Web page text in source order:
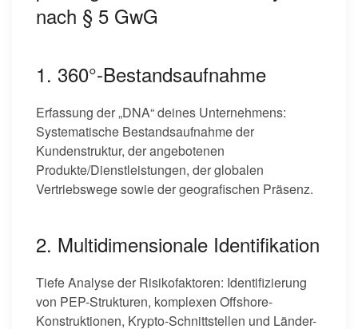
nach § 5 GwG
1. 360°-Bestandsaufnahme
Erfassung der „DNA“ deines Unternehmens:
Systematische Bestandsaufnahme der
Kundenstruktur, der angebotenen
Produkte/Dienstleistungen, der globalen
Vertriebswege sowie der geografischen Präsenz.
2. Multidimensionale Identifikation
Tiefe Analyse der Risikofaktoren: Identifizierung
von PEP-Strukturen, komplexen Offshore-
Konstruktionen, Krypto-Schnittstellen und Länder-